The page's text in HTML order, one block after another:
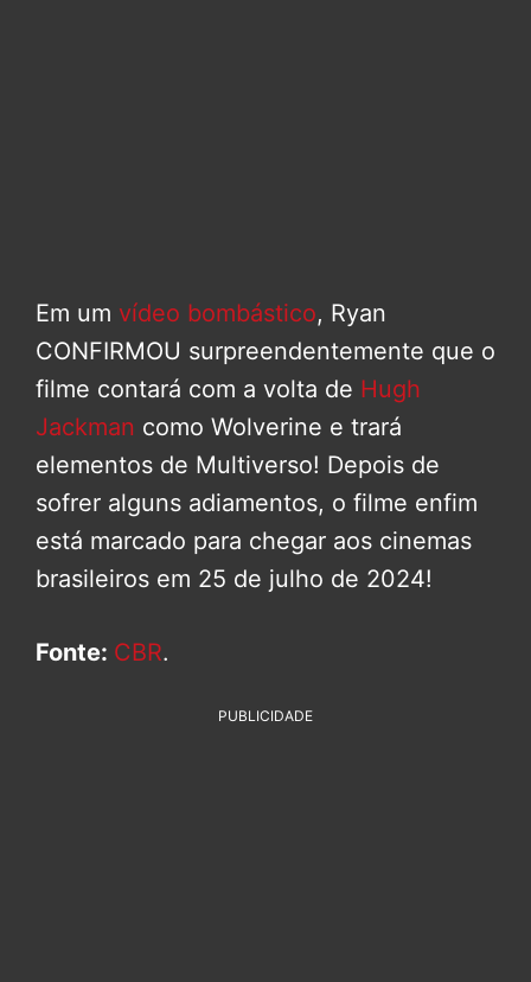
Em um vídeo bombástico, Ryan
CONFIRMOU surpreendentemente que o
filme contará com a volta de Hugh
Jackman como Wolverine e trará
elementos de Multiverso! Depois de
sofrer alguns adiamentos, o filme enfim
está marcado para chegar aos cinemas
brasileiros em 25 de julho de 2024!
Fonte: CBR.
PUBLICIDADE